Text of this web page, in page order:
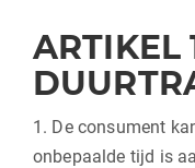
ARTIKEL
1. De consument
onbepaalde tijd is